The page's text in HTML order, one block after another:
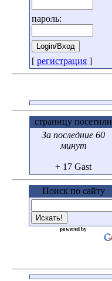
пароль:
[ регистрация ]
страницу посетили
За последние 60
минут
+ 17 Gast
Поиск по сайту
powered by